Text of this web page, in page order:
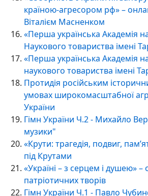
країною-агресором рф» –
Віталієм Масненком
«Перша українська Академія
Наукового товариства імені
«Перша українська Академія
наукового товариства імені
Протидія російським
умовах широкомасштабної
України
Гімн України Ч.2 - Михайло
музики"
«Крути: трагедія, подвиг,
під Крутами
«Україні – з серцем і душею»
патріотичних творів
Гімн України Ч.1 - Павло